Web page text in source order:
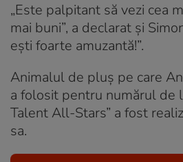
„Este palpitant să vezi cea
mai buni”, a declarat și
ești foarte amuzantă!”.
Animalul de pluș pe care
a folosit pentru numărul de
Talent All-Stars” a fost
sa.